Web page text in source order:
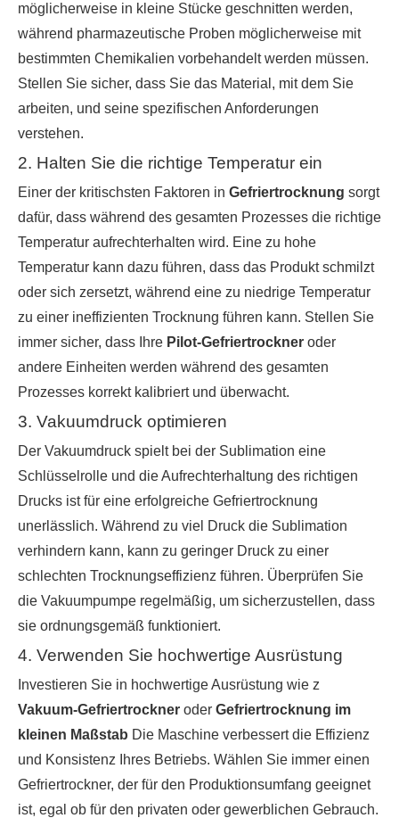
möglicherweise in kleine Stücke geschnitten werden,
während pharmazeutische Proben möglicherweise mit
bestimmten Chemikalien vorbehandelt werden müssen.
Stellen Sie sicher, dass Sie das Material, mit dem Sie
arbeiten, und seine spezifischen Anforderungen
verstehen.
2. Halten Sie die richtige Temperatur ein
Einer der kritischsten Faktoren in Gefriertrocknung sorgt
dafür, dass während des gesamten Prozesses die richtige
Temperatur aufrechterhalten wird. Eine zu hohe
Temperatur kann dazu führen, dass das Produkt schmilzt
oder sich zersetzt, während eine zu niedrige Temperatur
zu einer ineffizienten Trocknung führen kann. Stellen Sie
immer sicher, dass Ihre Pilot-Gefriertrockner oder
andere Einheiten werden während des gesamten
Prozesses korrekt kalibriert und überwacht.
3. Vakuumdruck optimieren
Der Vakuumdruck spielt bei der Sublimation eine
Schlüsselrolle und die Aufrechterhaltung des richtigen
Drucks ist für eine erfolgreiche Gefriertrocknung
unerlässlich. Während zu viel Druck die Sublimation
verhindern kann, kann zu geringer Druck zu einer
schlechten Trocknungseffizienz führen. Überprüfen Sie
die Vakuumpumpe regelmäßig, um sicherzustellen, dass
sie ordnungsgemäß funktioniert.
4. Verwenden Sie hochwertige Ausrüstung
Investieren Sie in hochwertige Ausrüstung wie z
Vakuum-Gefriertrockner oder Gefriertrocknung im
kleinen Maßstab Die Maschine verbessert die Effizienz
und Konsistenz Ihres Betriebs. Wählen Sie immer einen
Gefriertrockner, der für den Produktionsumfang geeignet
ist, egal ob für den privaten oder gewerblichen Gebrauch.